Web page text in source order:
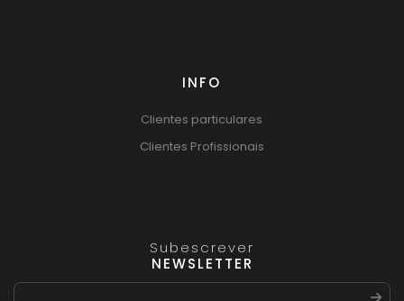
INFO
Clientes particulares
Clientes Profissionais
Subescrever
NEWSLETTER